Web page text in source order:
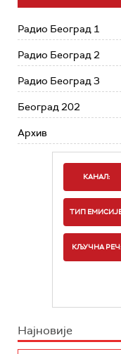
Радио Београд 1
Радио Београд 2
Радио Београд 3
Београд 202
Архив
КАНАЛ:
ТИП
КЉУЧНА РЕЧ:
Најновије